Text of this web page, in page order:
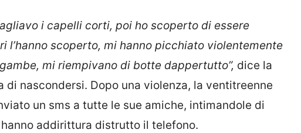
i capelli corti, poi ho scoperto di essere
l’hanno scoperto, mi hanno picchiato violentemente
mi riempivano di botte dappertutto”, dice la
di nascondersi. Dopo una violenza, la ventitreenne
un sms a tutte le sue amiche, intimandole di
hanno addirittura distrutto il telefono.